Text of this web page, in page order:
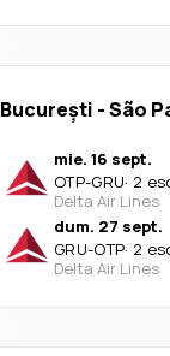
București -São
mie. 16 sept.
OTP-GRU· 2
Delta Air Lines
dum. 27 sept.
GRU-OTP· 2
Delta Air Lines